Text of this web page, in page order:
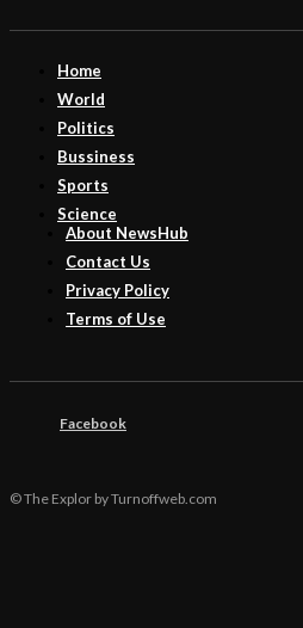
Home
World
Politics
Bussiness
Sports
Science
About NewsHub
Contact Us
Privacy Policy
Terms of Use
Facebook
© The Explor by Turnoffweb.com